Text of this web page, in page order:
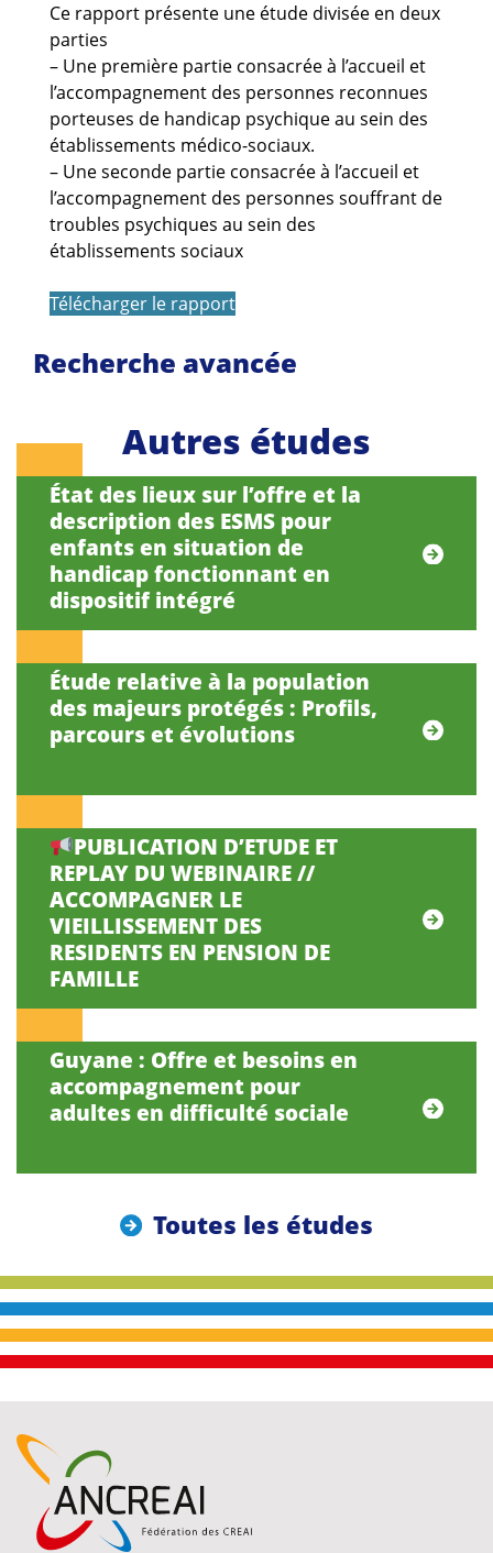
Ce rapport présente une étude divisée en deux
parties
– Une première partie consacrée à l’accueil et
l’accompagnement des personnes reconnues
porteuses de handicap psychique au sein des
établissements médico-sociaux.
– Une seconde partie consacrée à l’accueil et
l’accompagnement des personnes souffrant de
troubles psychiques au sein des
établissements sociaux
Télécharger le rapport
Recherche avancée
Autres études
État des lieux sur l’offre et la
description des ESMS pour
enfants en situation de
handicap fonctionnant en
dispositif intégré
Étude relative à la population
des majeurs protégés : Profils,
parcours et évolutions
PUBLICATION D’ETUDE ET
REPLAY DU WEBINAIRE //
ACCOMPAGNER LE
VIEILLISSEMENT DES
RESIDENTS EN PENSION DE
FAMILLE
Guyane : Offre et besoins en
accompagnement pour
adultes en difficulté sociale
Toutes les études